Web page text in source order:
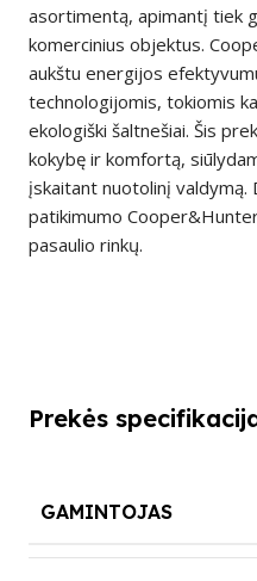
asortimentą, apimantį tiek
komercinius objektus.
aukštu energijos
technologijomis, tokiomis
ekologiški šaltnešiai. Šis
kokybę ir komfortą,
įskaitant nuotolinį valdymą.
patikimumo
pasaulio rinkų.
Prekės
GAMINTOJAS